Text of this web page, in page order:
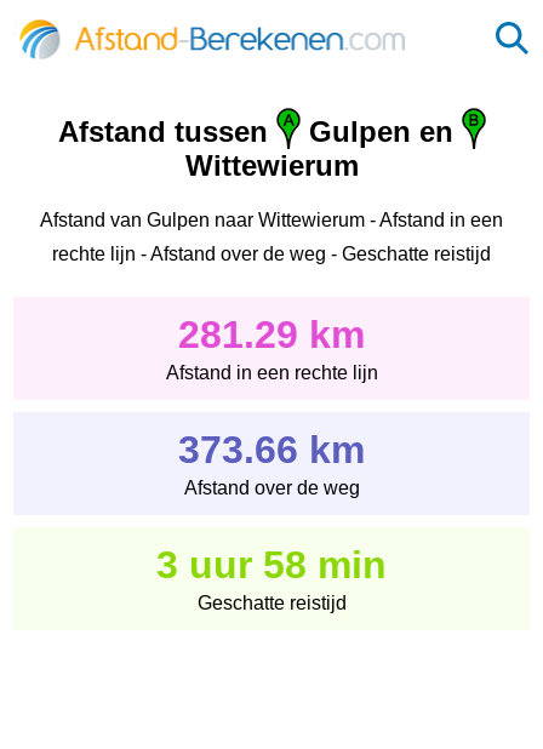
Afstand tussen
Gulpen en
Wittewierum
Afstand van Gulpen naar Wittewierum - Afstand in een
rechte lijn - Afstand over de weg - Geschatte reistijd
281.29 km
Afstand in een rechte lijn
373.66 km
Afstand over de weg
3 uur 58 min
Geschatte reistijd